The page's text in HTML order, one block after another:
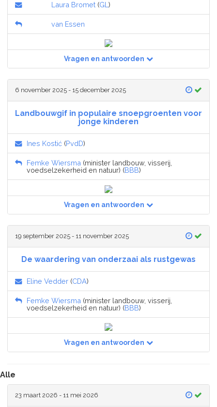
Laura Bromet (GL )
van Essen
Vragen en antwoorden
6 november 2025 - 15 december 2025
Landbouwgif in populaire snoepgroenten voor
jonge kinderen
Ines Kostić (PvdD)
Femke Wiersma (minister landbouw, visserij,
voedselzekerheid en natuur) (BBB)
Vragen en antwoorden
19 september 2025 - 11 november 2025
De waardering van onderzaai als rustgewas
Eline Vedder (CDA)
Femke Wiersma (minister landbouw, visserij,
voedselzekerheid en natuur) (BBB)
Vragen en antwoorden
Alle
23 maart 2026 - 11 mei 2026